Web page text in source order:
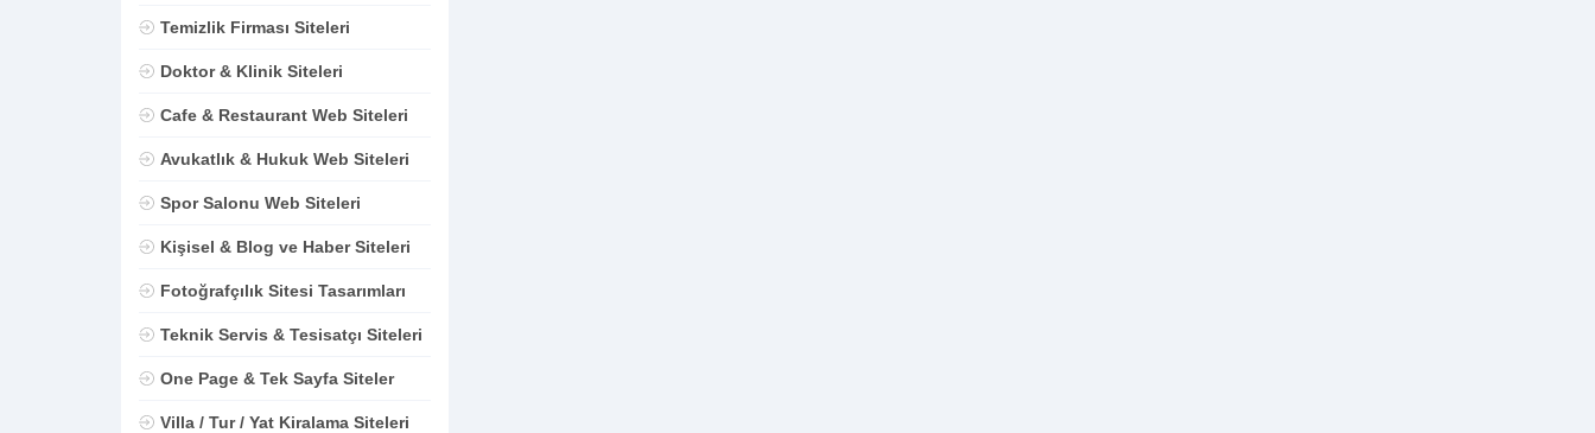
Temizlik Firması Siteleri
Doktor & Klinik Siteleri
Cafe & Restaurant Web Siteleri
Avukatlık & Hukuk Web Siteleri
Spor Salonu Web Siteleri
Kişisel & Blog ve Haber Siteleri
Fotoğrafçılık Sitesi Tasarımları
Teknik Servis & Tesisatçı Siteleri
One Page & Tek Sayfa Siteler
Villa / Tur / Yat Kiralama Siteleri